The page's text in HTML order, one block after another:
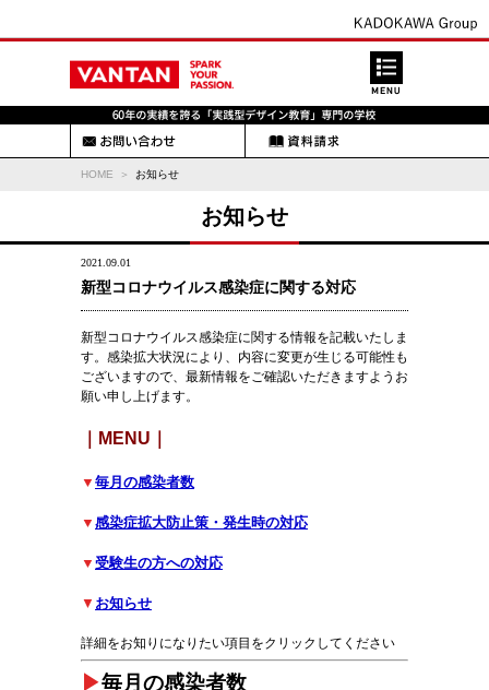
HOME お知らせ
お知らせ
2021.09.01
新型コロナウイルス感染症に関する対応
新型コロナウイルス感染症に関する情報を記載いたしま
す。感染拡大状況により、内容に変更が生じる可能性も
ございますので、最新情報をご確認いただきますようお
願い申し上げます。
｜MENU｜
▼ 毎月の感染者数
▼ 感染症拡大防止策・発生時の対応
▼ 受験生の方への対応
▼ お知らせ
詳細をお知りになりたい項目をクリックしてください
▶毎月の感染者数